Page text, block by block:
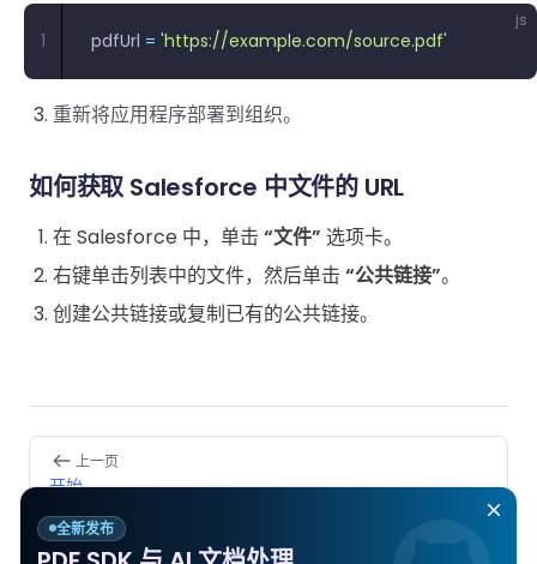
全新发布
js
pdfUrl = 'https://example.com/source.pdf'
1
重新将应用程序部署到组织。
如何获取 Salesforce 中文件的 URL
在 Salesforce 中，单击 “文件” 选项卡。
右键单击列表中的文件，然后单击 “公共链接”。
创建公共链接或复制已有的公共链接。
Pager上一页
开始